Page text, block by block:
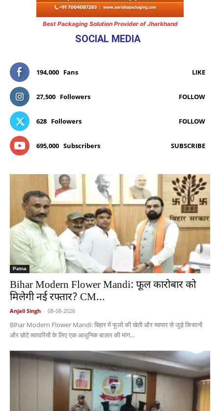
Best Packaging Solution Provider of Jharkhand
SOCIAL MEDIA
194,000 Fans LIKE
27,500 Followers FOLLOW
628 Followers FOLLOW
695,000 Subscribers SUBSCRIBE
Patna
Bihar Modern Flower Mandi: फूल कारोबार को
मिलेगी नई रफ्तार? CM...
Anjali Singh - 08-08-2026
Bihar Modern Flower Mandi: बिहार में फूलों की खेती और व्यापार से जुड़े किसानों
और छोटे व्यापारियों के लिए एक आधुनिक बाज़ार की मांग...